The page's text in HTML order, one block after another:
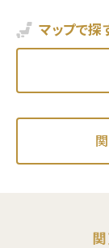
マップで探